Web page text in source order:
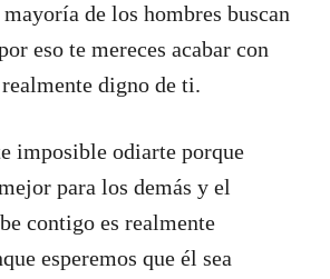
de los hombres buscan
eso te mereces acabar con
digno de ti.
imposible odiarte porque
para los demás y el
contigo es realmente
esperemos que él sea